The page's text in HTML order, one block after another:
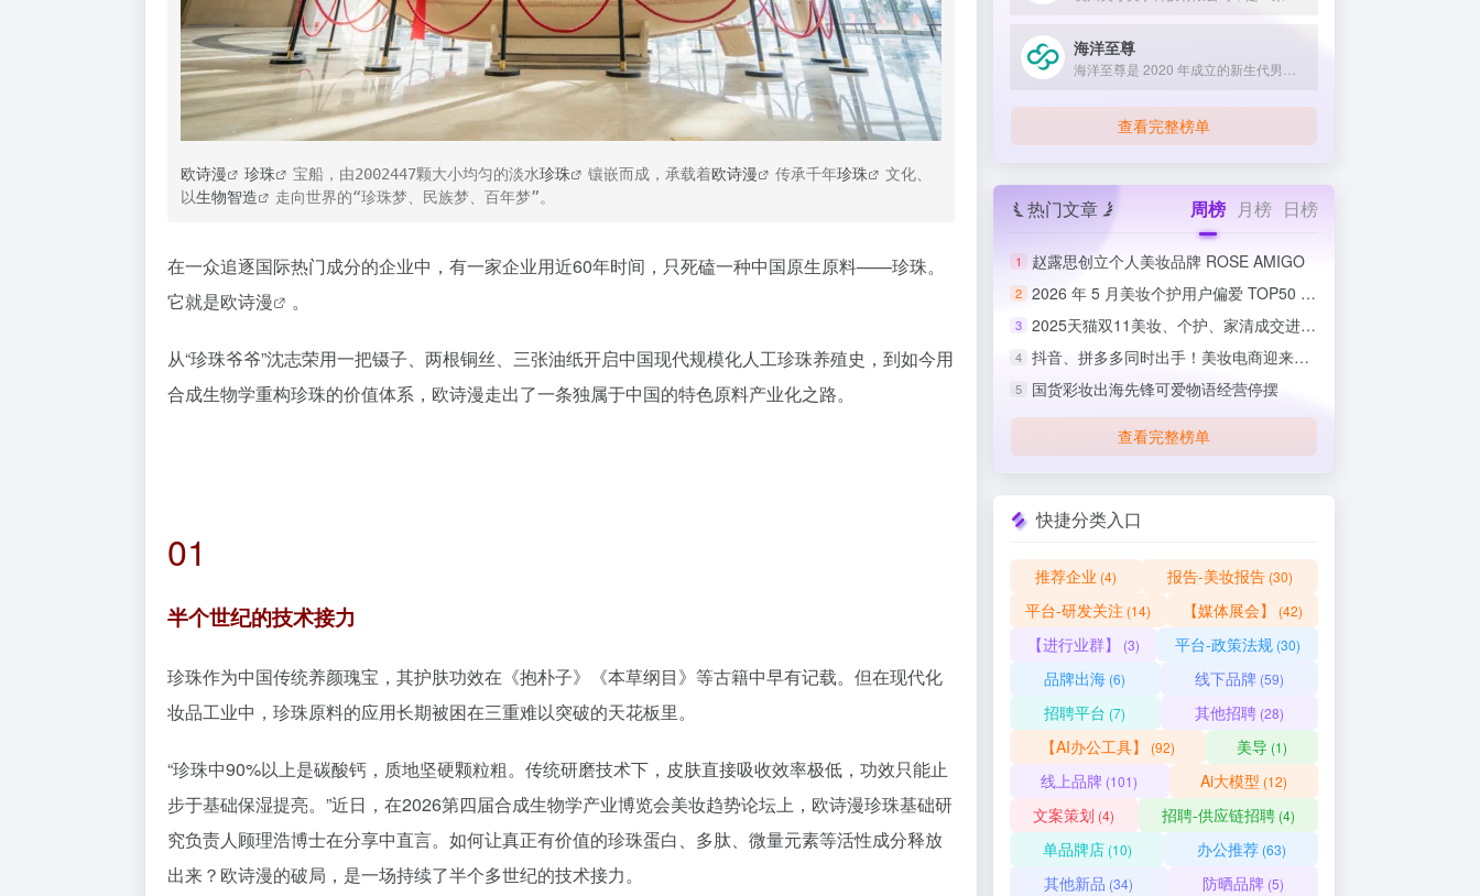
欧诗漫 珍珠 宝船，由2002447颗大小均匀的淡水珍珠 镶嵌而成，承载着欧诗漫 传承千年珍珠
文化、
以生物智造 走向世界的“珍珠梦、民族梦、百年梦”。
在一众追逐国际热门成分的企业中，有一家企业用近60年时间，只死磕一种中国原生原料——珍珠。
它就是欧诗漫 。
从“珍珠爷爷”沈志荣用一把镊子、两根铜丝、三张油纸开启中国现代规模化人工珍珠养殖史，到如今用
合成生物学重构珍珠的价值体系，欧诗漫走出了一条独属于中国的特色原料产业化之路。
01
半个世纪的技术接力
珍珠作为中国传统养颜瑰宝，其护肤功效在《抱朴子》《本草纲目》等古籍中早有记载。但在现代化
妆品工业中，珍珠原料的应用长期被困在三重难以突破的天花板里。
“珍珠中90%以上是碳酸钙，质地坚硬颗粒粗。传统研磨技术下，皮肤直接吸收效率极低，功效只能止
步于基础保湿提亮。”近日，在2026第四届合成生物学产业博览会美妆趋势论坛上，欧诗漫珍珠基础研
究负责人顾理浩博士在分享中直言。如何让真正有价值的珍珠蛋白、多肽、微量元素等活性成分释放
出来？欧诗漫的破局，是一场持续了半个多世纪的技术接力。
海洋至尊
查看完整榜单
热门文章 周榜 月榜 日榜
1 赵露思创立个人美妆品牌 ROSE AMIGO
2 2026 年 5 月美妆个护用户偏爱 TOP50 榜单出炉
3 2025天猫双11美妆、个护、家清成交进度排行榜
4 抖音、拼多多同时出手！美妆电商迎来史上最严整治
5 国货彩妆出海先锋可爱物语经营停摆
查看完整榜单
快捷分类入口
推荐企业 (4) 报告-美妆报告 (30)
平台-研发关注 (14) 【媒体展会】 (42)
【进行业群】 (3) 平台-政策法规 (30)
品牌出海 (6) 线下品牌 (59)
招聘平台 (7) 其他招聘(28)
【AI办公工具】 (92) 美导 (1)
线上品牌 (101) Ai大模型 (12)
文案策划 (4) 招聘-供应链招聘(4)
单品牌店(10) 办公推荐(63)
其他新品 (34) 防晒品牌 (5)